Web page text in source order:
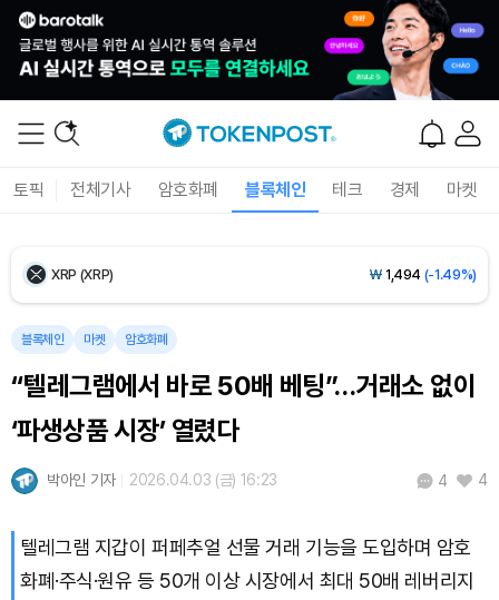
토픽 전체기사 암호화폐 블록체인 테크 경제 마켓
Ethereum (ETH) ₩2,717,261 (+2.16%)
₩1,421(-0.02%)
BNB (BNB) 846,000(-0.83%)
USDC (USDC) 1,422 (-0.01%)
Solana (SOL) ₩104,891(-0.42%)
Hyperliquid (HYPE)
Dogecoin (DOGE) 99.22(-0.17%)
블록체인 마켓 암호화폐
“텔레그램에서 바로 50배 베팅”…거래소 없이
‘파생상품 시장’ 열렸다
박아인 기자 2026.04.03 (금) 16:23 4 4
텔레그램 지갑이 퍼페추얼 선물 거래 기능을 도입하며 암호
화폐·주식·원유 등 50개 이상 시장에서 최대 50배 레버리지